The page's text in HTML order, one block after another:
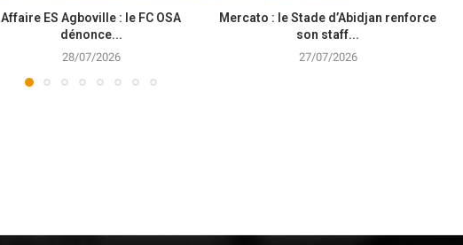
Affaire ES Agboville : le FC OSA
dénonce...
28/07/2026
Mercato : le Stade d’Abidjan renforce
son staff...
27/07/2026